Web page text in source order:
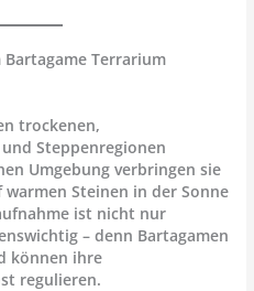
Terrarium
trockenen,
Steppenregionen
Umgebung verbringen sie
Steinen in der Sonne
ist nicht nur
– denn Bartagamen
können ihre
regulieren.